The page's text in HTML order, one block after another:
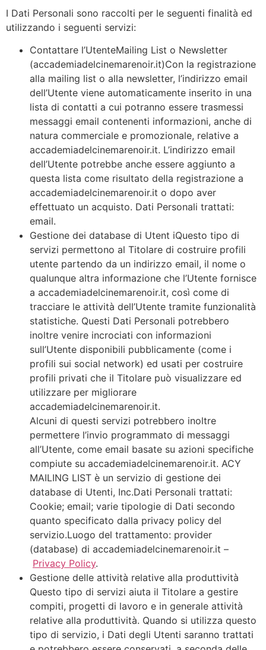
I Dati Personali sono raccolti per le seguenti finalità ed
utilizzando i seguenti servizi:
Contattare l’UtenteMailing List o Newsletter
(accademiadelcinemarenoir.it)Con la registrazione
alla mailing list o alla newsletter, l’indirizzo email
dell’Utente viene automaticamente inserito in una
lista di contatti a cui potranno essere trasmessi
messaggi email contenenti informazioni, anche di
natura commerciale e promozionale, relative a
accademiadelcinemarenoir.it. L’indirizzo email
dell’Utente potrebbe anche essere aggiunto a
questa lista come risultato della registrazione a
accademiadelcinemarenoir.it o dopo aver
effettuato un acquisto. Dati Personali trattati:
email.
Gestione dei database di Utent iQuesto tipo di
servizi permettono al Titolare di costruire profili
utente partendo da un indirizzo email, il nome o
qualunque altra informazione che l’Utente fornisce
a accademiadelcinemarenoir.it, così come di
tracciare le attività dell’Utente tramite funzionalità
statistiche. Questi Dati Personali potrebbero
inoltre venire incrociati con informazioni
sull’Utente disponibili pubblicamente (come i
profili sui social network) ed usati per costruire
profili privati che il Titolare può visualizzare ed
utilizzare per migliorare
accademiadelcinemarenoir.it.
Alcuni di questi servizi potrebbero inoltre
permettere l’invio programmato di messaggi
all’Utente, come email basate su azioni specifiche
compiute su accademiadelcinemarenoir.it. ACY
MAILING LIST è un servizio di gestione dei
database di Utenti, Inc.Dati Personali trattati:
Cookie; email; varie tipologie di Dati secondo
quanto specificato dalla privacy policy del
servizio.Luogo del trattamento: provider
(database) di accademiadelcinemarenoir.it –
Privacy Policy.
Gestione delle attività relative alla produttività
Questo tipo di servizi aiuta il Titolare a gestire
compiti, progetti di lavoro e in generale attività
relative alla produttività. Quando si utilizza questo
tipo di servizio, i Dati degli Utenti saranno trattati